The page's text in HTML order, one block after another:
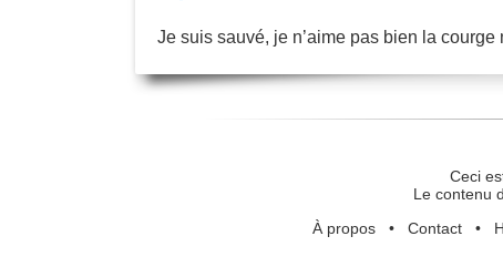
Je suis sauvé, je n’aime pas bien la courge
Ceci
Le contenu
À propos• Contact•